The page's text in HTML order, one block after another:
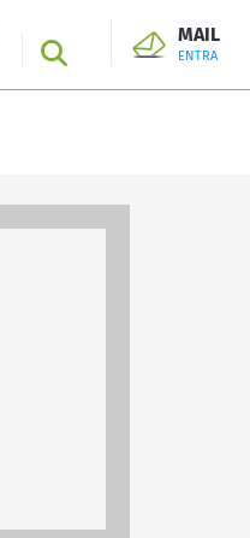
SEARCH
MAIL
ENTRA